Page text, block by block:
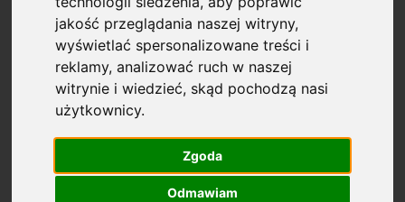
jakość przeglądania naszej witryny,
wyświetlać spersonalizowane treści i
reklamy, analizować ruch w naszej
witrynie i wiedzieć, skąd pochodzą nasi
użytkownicy.
Zgoda
Odmawiam
Zapraszam Państwa do kontaktu i
współpracy.
ADWOKAT – ANNA SZYDŁOWSKA
KONTAKT